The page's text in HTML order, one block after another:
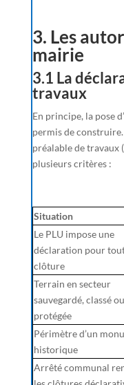
3. Les
mairie
3.1 La
travaux
En principe, la pose
permis de
préalable de travaux
plusieurs critères :
Situation
Le PLU impose une
déclaration pour
clôture
Terrain en secteur
sauvegardé, classé
protégée
Périmètre d’un
historique
Arrêté communal